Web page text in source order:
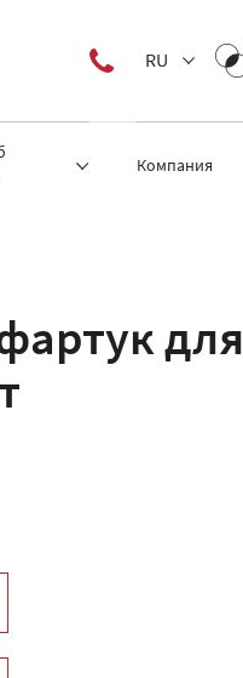
RU
Компания
для